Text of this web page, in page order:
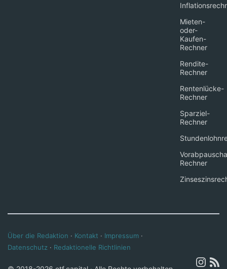
Mieten-
oder-
Kaufen-
Rechner
Rendite-
Rechner
Rentenlücke-
Rechner
Sparziel-
Rechner
Rechner
Über die Redaktion · Kontakt · Impressum ·
Datenschutz · Redaktionelle Richtlinien